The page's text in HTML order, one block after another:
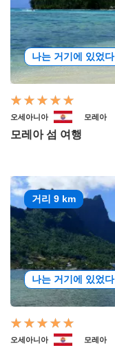
나는 거기에 있었다
오세아니아 모레아
모레아 섬 여행
거리 9 km
나는 거기에 있었다
오세아니아 모레아